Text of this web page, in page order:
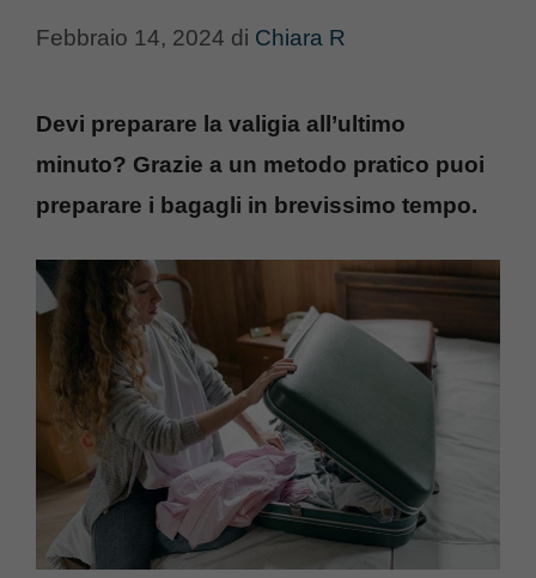
Febbraio 14, 2024 di Chiara R
Devi preparare la valigia all’ultimo
minuto? Grazie a un metodo pratico puoi
preparare i bagagli in brevissimo tempo.